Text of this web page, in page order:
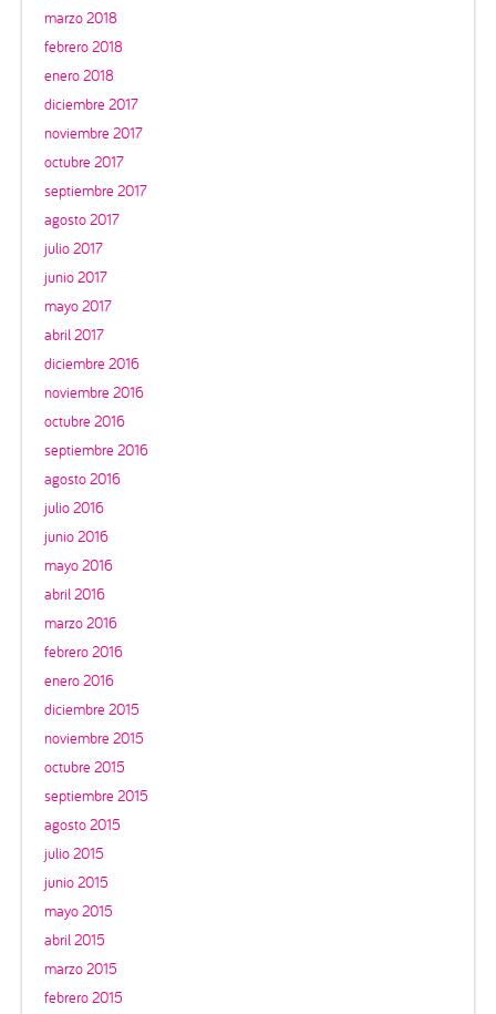
marzo 2018
febrero 2018
enero 2018
diciembre 2017
noviembre 2017
octubre 2017
septiembre 2017
agosto 2017
julio 2017
junio 2017
mayo 2017
abril 2017
diciembre 2016
noviembre 2016
octubre 2016
septiembre 2016
agosto 2016
julio 2016
junio 2016
mayo 2016
abril 2016
marzo 2016
febrero 2016
enero 2016
diciembre 2015
noviembre 2015
octubre 2015
septiembre 2015
agosto 2015
julio 2015
junio 2015
mayo 2015
abril 2015
marzo 2015
febrero 2015